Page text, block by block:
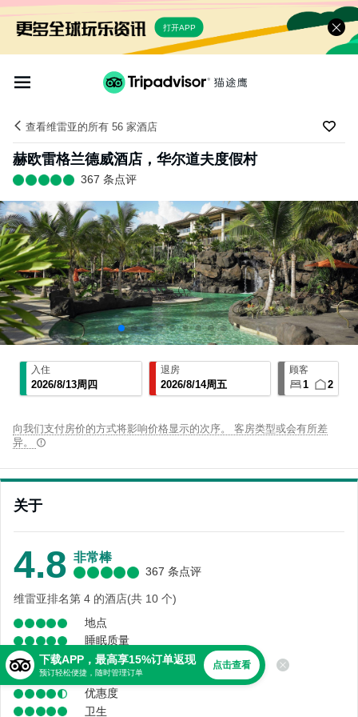
打开APP
查看维雷亚的所有 56 家酒店
赫欧雷格兰德威酒店，华尔道夫度假村
367 条点评
向我们支付房价的方式将影响价格显示的次序。 客房类型或会有所差
异。
入住
2026/8/13周四
退房
2026/8/14周五
顾客
1 2
关于
4.8 非常棒
367 条点评
维雷亚排名第 4 的酒店(共 10 个)
地点
睡眠质量
舒适度
服务
优惠度
卫生
下载APP，最高享15%订单返现
预订轻松便捷，随时管理订单
点击查看